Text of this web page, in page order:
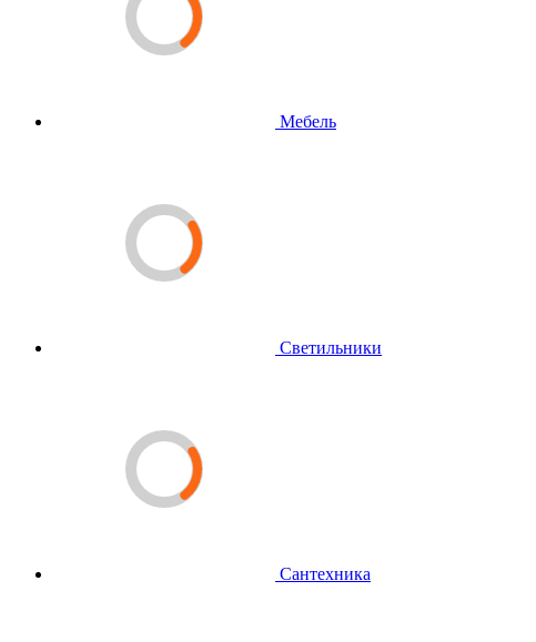
Мебель
Светильники
Сантехника